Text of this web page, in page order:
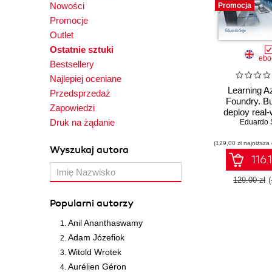
Nowości
Promocje
Outlet
Ostatnie sztuki
Bestsellery
Najlepiej oceniane
Przedsprzedaż
Zapowiedzi
Druk na żądanie
Wyszukaj autora
Popularni autorzy
Anil Ananthaswamy
Adam Józefiok
Witold Wrotek
Aurélien Géron
Promocja
Learning
Foundry.
deploy real-
solutions
Eduardo
(129,00 zł
129.00 zł